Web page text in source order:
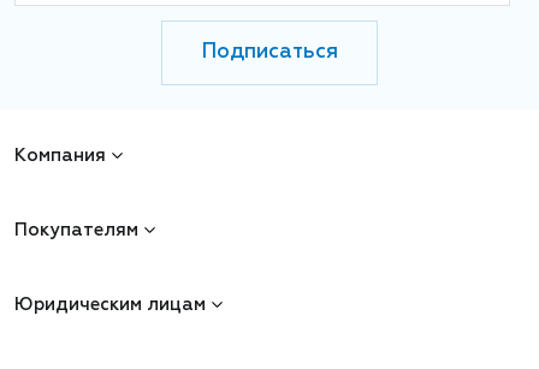
Подписаться
Компания
Покупателям
Юридическим лицам